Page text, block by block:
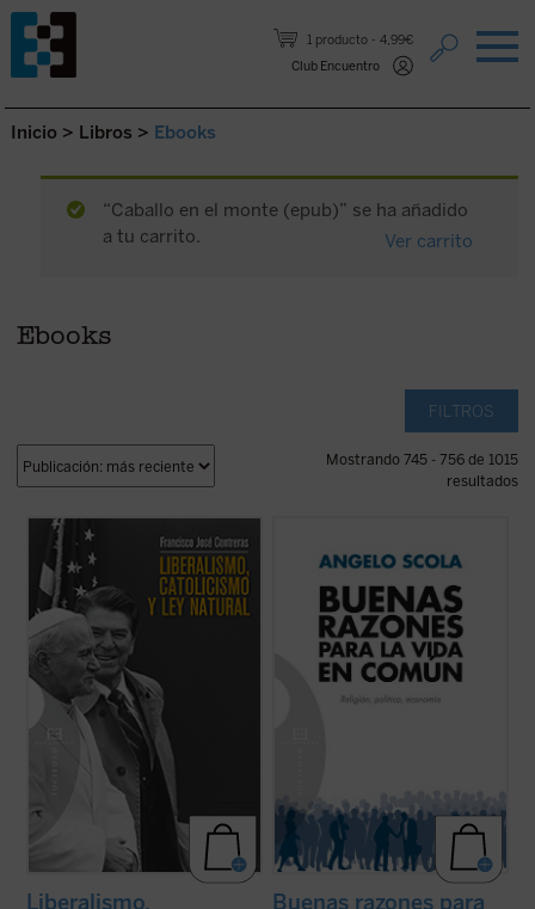
1 producto
4,99€
Club Encuentro
Saltar al contenido.
Inicio > Libros > Ebooks
“Caballo en el monte (epub)” se ha añadido
a tu carrito.
Ver carrito
Ebooks
FILTROS
Mostrando 745 - 756 de 1015
resultados
El modelo político liberal ---caracterizado
por el gobierno limitado, los derechos
humanos y el libre mercado--- permitió a
Occidente construir a partir de 1800 las
sociedades más habitables de la historia. El
cristianismo jugó un papel ...(ver ficha)
Liberalismo,
separa ya de la caída del muro de Berlín,
estamos inmersos en una crisis
económica y financiera cuyo desenlace
todavía es ...(ver ficha)
Buenas razones para